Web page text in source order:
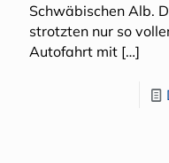
Schwäbischen Alb.
strotzten nur so
Autofahrt mit […]